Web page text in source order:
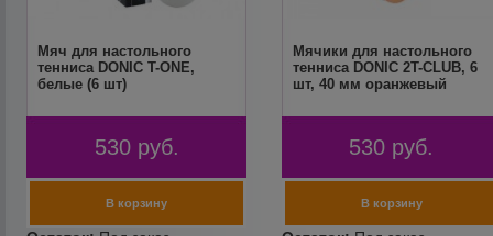
Мяч для настольного
тенниса DONIC T-ONE,
белые (6 шт)
530 руб.
Мячики для настольного
тенниса DONIC 2T-CLUB, 6
шт, 40 мм оранжевый
530 руб.